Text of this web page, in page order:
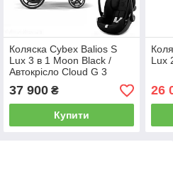
Коляска Cybex Balios S
Lux 3 в 1 Moon Black /
Автокрісло Cloud G 3
37 900₴
Купити
Lux
26